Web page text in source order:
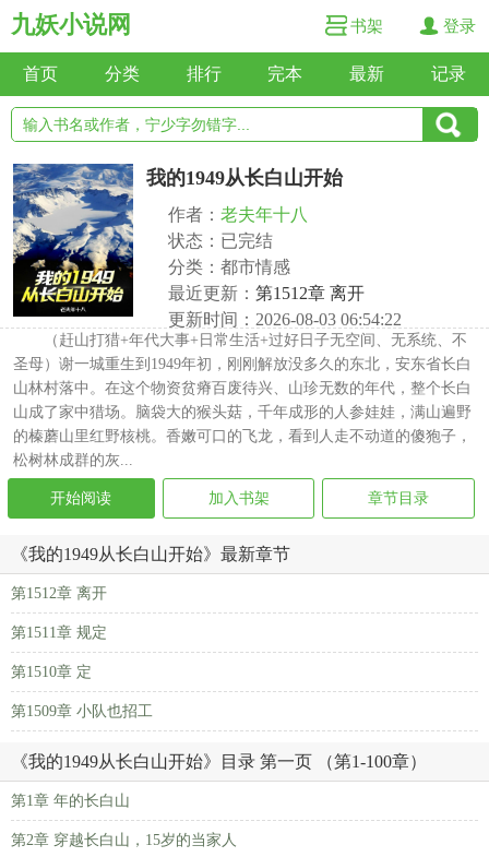
九妖小说网 书架 登录
首页 分类 排行 完本 最新 记录
我的1949从长白山开始
作者： 老夫年十八
状态：已完结
分类：都市情感
最近更新： 第1512章 离开
更新时间：2026-08-03 06:54:22
（赶山打猎+年代大事+日常生活+过好日子无空间、无系统、不
圣母）谢一城重生到1949年初，刚刚解放没多久的东北，安东省长白
山林村落中。在这个物资贫瘠百废待兴、山珍无数的年代，整个长白
山成了家中猎场。脑袋大的猴头菇，千年成形的人参娃娃，满山遍野
的榛蘑山里红野核桃。香嫩可口的飞龙，看到人走不动道的傻狍子，
松树林成群的灰...
开始阅读 加入书架 章节目录
《我的1949从长白山开始》最新章节
第1512章 离开
第1511章 规定
第1510章 定
第1509章 小队也招工
《我的1949从长白山开始》目录 第一页 （第1-100章）
第1章 年的长白山
第2章 穿越长白山，15岁的当家人